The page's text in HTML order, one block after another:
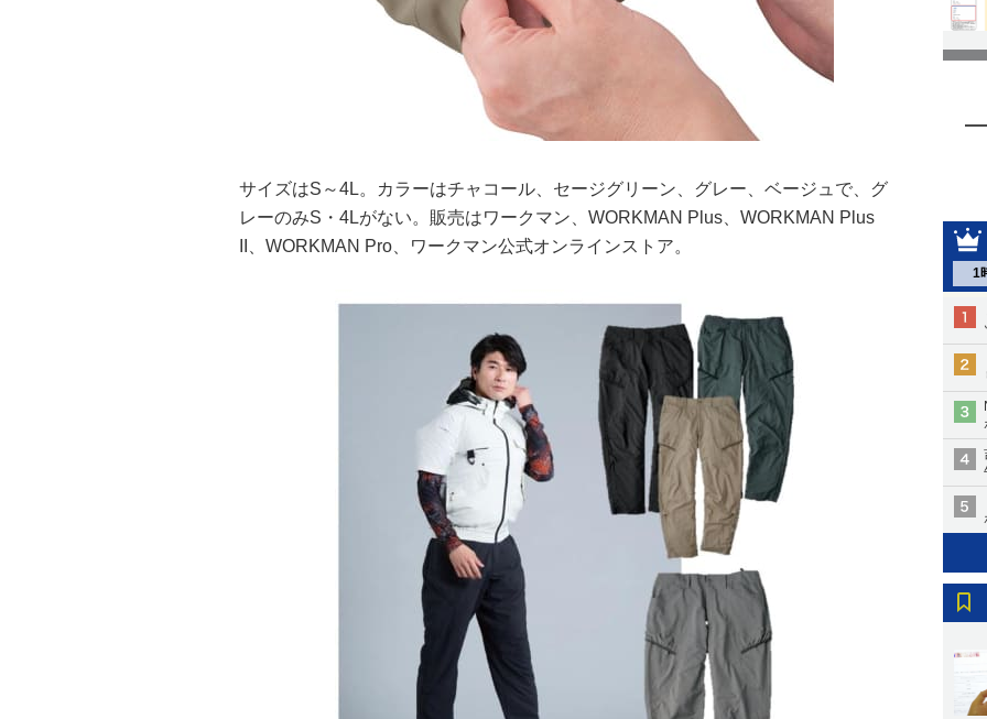
1
サイズはS～4L。カラーはチャコール、セージグリーン、グレー、ベージュで、グ
レーのみS・4Lがない。販売はワークマン、WORKMAN Plus、WORKMAN Plus
II、WORKMAN Pro、ワークマン公式オンラインストア。